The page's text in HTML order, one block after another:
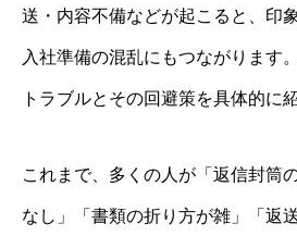
送・内容不備などが起こると、印
入社準備の混乱にもつながります
トラブルとその回避策を具体的に
これまで、多くの人が「返信封筒
なし」「書類の折り方が雑」「返